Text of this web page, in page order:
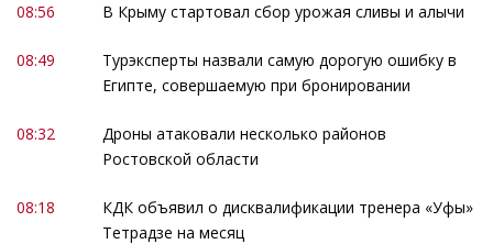
08:56
В Крыму стартовал сбор урожая сливы и алычи
08:49
Турэксперты назвали самую дорогую ошибку в
Египте, совершаемую при бронировании
08:32
Дроны атаковали несколько районов
Ростовской области
08:18
КДК объявил о дисквалификации тренера «Уфы»
Тетрадзе на месяц